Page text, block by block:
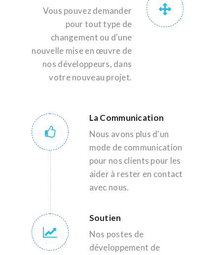
Vous pouvez demander
pour tout type de
changement ou d'une
nouvelle mise en œuvre de
nos développeurs, dans
votre nouveau projet.
La Communication
Nous avons plus d'un
mode de communication
pour nos clients pour les
aider à rester en contact
avec nous.
Soutien
Nos postes de
développement de